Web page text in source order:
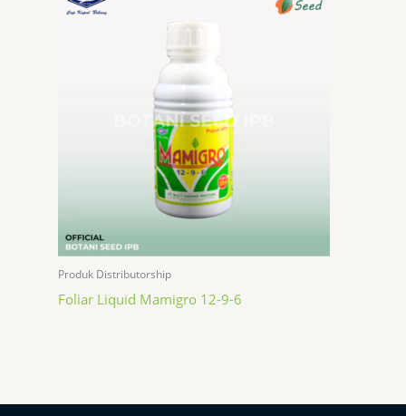
Produk Distributorship
Foliar Liquid Mamigro 12-9-6